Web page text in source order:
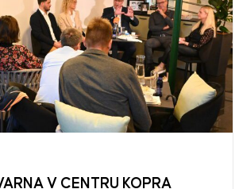
V CENTRU KOPRA